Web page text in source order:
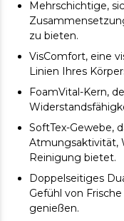
Mehrschichtige,
zu bieten.
VisComfort, eine
Linien Ihres
FoamVital-Kern,
SoftTex-Gewebe,
Atmungsaktivität,
Reinigung bietet.
Doppelseitiges
Gefühl von
genießen.